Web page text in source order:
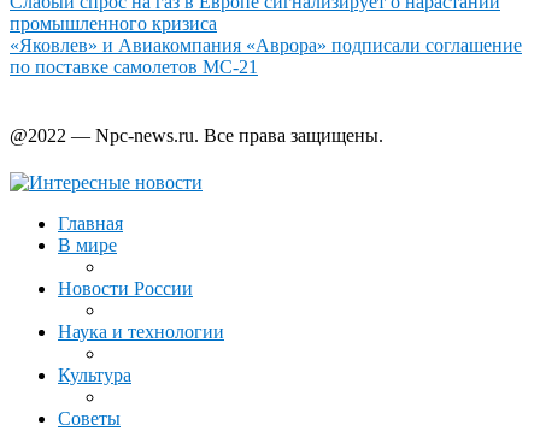
промышленного кризиса
«Яковлев» и Авиакомпания «Аврора» подписали соглашение
по поставке самолетов МС-21
@2022 — Npc-news.ru. Все права защищены.
Главная
В мире
Новости России
Наука и технологии
Культура
Советы